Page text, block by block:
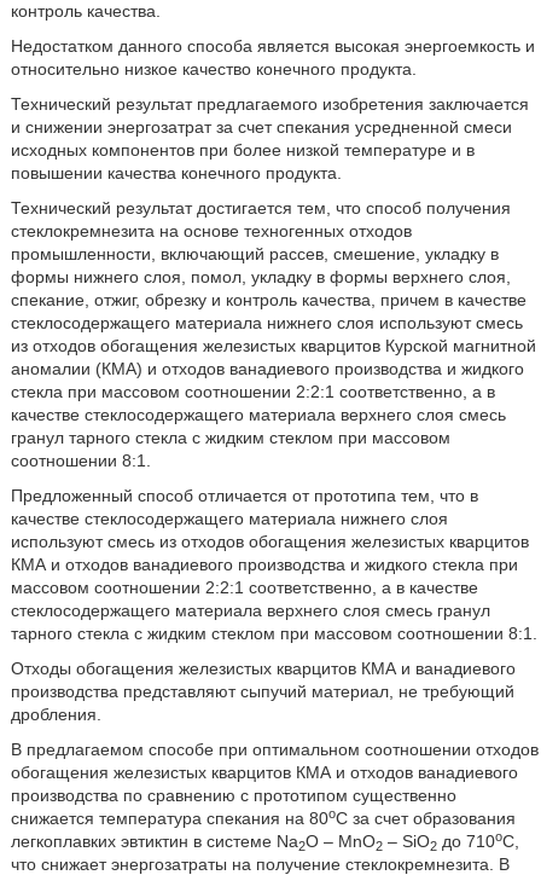
контроль качества.
Недостатком данного способа является высокая энергоемкость и
относительно низкое качество конечного продукта.
Технический результат предлагаемого изобретения заключается
и снижении энергозатрат за счет спекания усредненной смеси
исходных компонентов при более низкой температуре и в
повышении качества конечного продукта.
Технический результат достигается тем, что способ получения
стеклокремнезита на основе техногенных отходов
промышленности, включающий рассев, смешение, укладку в
формы нижнего слоя, помол, укладку в формы верхнего слоя,
спекание, отжиг, обрезку и контроль качества, причем в качестве
стеклосодержащего материала нижнего слоя используют смесь
из отходов обогащения железистых кварцитов Курской магнитной
аномалии (КМА) и отходов ванадиевого производства и жидкого
стекла при массовом соотношении 2:2:1 соответственно, а в
качестве стеклосодержащего материала верхнего слоя смесь
гранул тарного стекла с жидким стеклом при массовом
соотношении 8:1.
Предложенный способ отличается от прототипа тем, что в
качестве стеклосодержащего материала нижнего слоя
используют смесь из отходов обогащения железистых кварцитов
КМА и отходов ванадиевого производства и жидкого стекла при
массовом соотношении 2:2:1 соответственно, а в качестве
стеклосодержащего материала верхнего слоя смесь гранул
тарного стекла с жидким стеклом при массовом соотношении 8:1.
Отходы обогащения железистых кварцитов КМА и ванадиевого
производства представляют сыпучий материал, не требующий
дробления.
В предлагаемом способе при оптимальном соотношении отходов
обогащения железистых кварцитов КМА и отходов ванадиевого
производства по сравнению с прототипом существенно
снижается температура спекания на 80оС за счет образования
легкоплавких эвтиктин в системе Na2O – MnO2– SiO2до 710оС,
что снижает энергозатраты на получение стеклокремнезита. В